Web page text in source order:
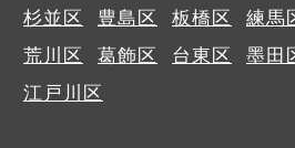
杉並区
豊島区 板橋区 練馬
荒川区
葛飾区 台東区 墨田
江戸川区